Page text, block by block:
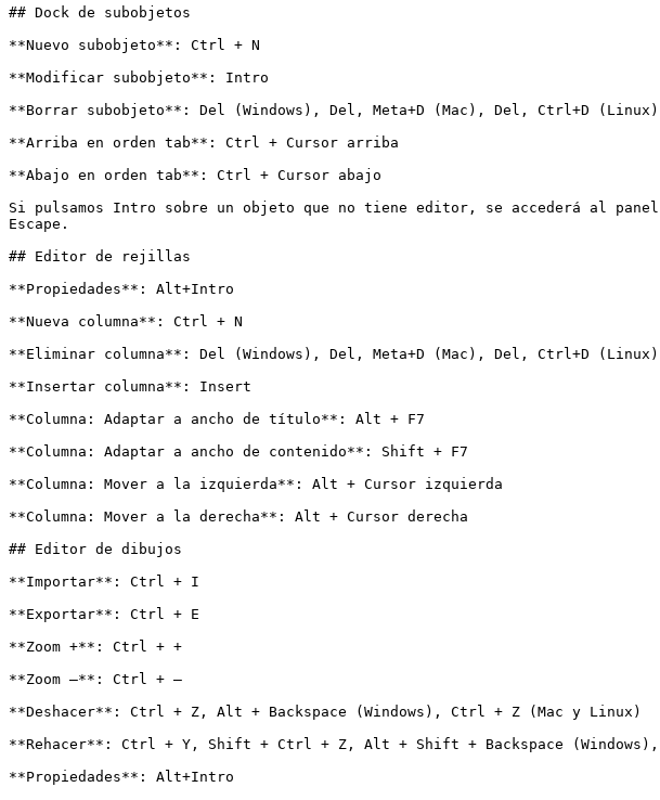
## Dock de subobjetos
**Nuevo subobjeto**: Ctrl + N
**Modificar subobjeto**: Intro
**Borrar subobjeto**: Del (Windows), Del, Meta+D (Mac), Del, Ctrl+D (Linux)
**Arriba en orden tab**: Ctrl + Cursor arriba
**Abajo en orden tab**: Ctrl + Cursor abajo
Si pulsamos Intro sobre un objeto que no tiene editor, se accederá al
Escape.
## Editor de rejillas
**Propiedades**: Alt+Intro
**Nueva columna**: Ctrl + N
**Eliminar columna**: Del (Windows), Del, Meta+D (Mac), Del, Ctrl+D (Linux)
**Insertar columna**: Insert
**Columna: Adaptar a ancho de título**: Alt + F7
**Columna: Adaptar a ancho de contenido**: Shift + F7
**Columna: Mover a la izquierda**: Alt + Cursor izquierda
**Columna: Mover a la derecha**: Alt + Cursor derecha
## Editor de dibujos
**Importar**: Ctrl + I
**Exportar**: Ctrl + E
**Zoom +**: Ctrl + +
**Zoom –**: Ctrl + –
**Deshacer**: Ctrl + Z, Alt + Backspace (Windows), Ctrl + Z (Mac y Linux)
**Rehacer**: Ctrl + Y, Shift + Ctrl + Z, Alt + Shift + Backspace
**Propiedades**: Alt+Intro